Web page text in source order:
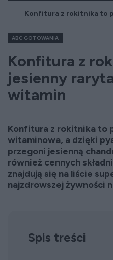
Konfitura z rokitnika to
ABC GOTOWANIA
Konfitura z
jesienny
witamin
Konfitura z rokitnika to
witaminowa, a dzięki
przegoni jesienną
również cennych
znajdują się na liście
najzdrowszej żywności
Spis treści